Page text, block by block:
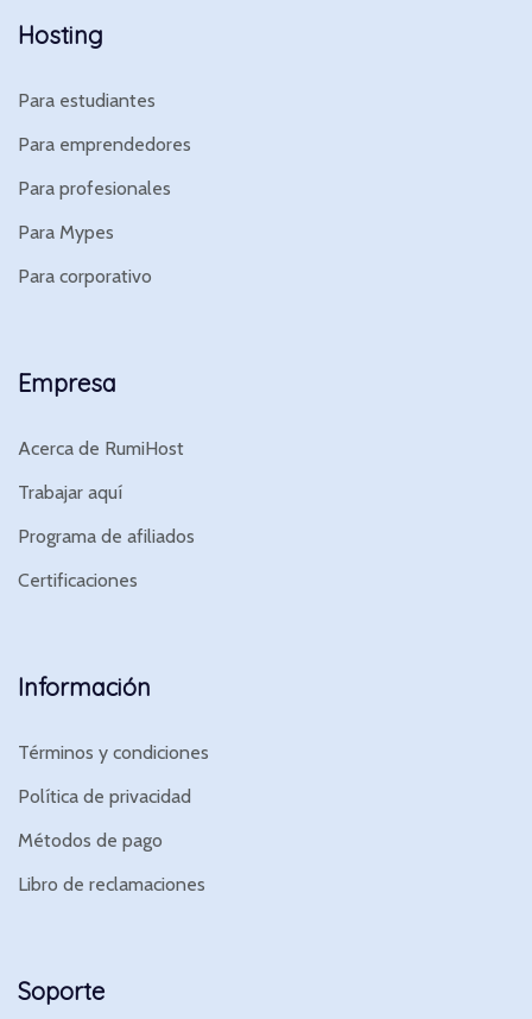
Hosting
Para estudiantes
Para emprendedores
Para profesionales
Para Mypes
Para corporativo
Empresa
Acerca de RumiHost
Trabajar aquí
Programa de afiliados
Certificaciones
Información
Términos y condiciones
Política de privacidad
Métodos de pago
Libro de reclamaciones
Soporte